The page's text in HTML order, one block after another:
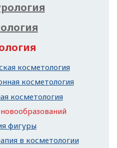
косметология
косметология
косметология
фигуры
в косметологии